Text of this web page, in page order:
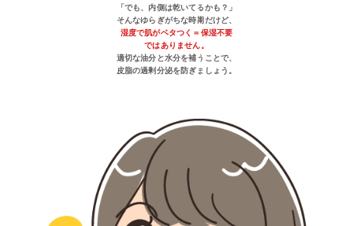
「でも、内側は乾いてるかも？」
そんなゆらぎがちな時期だけど、
湿度で肌がベタつく＝保湿不要
ではありません。
適切な油分と水分を補うことで、
皮脂の過剰分泌を防ぎましょう。